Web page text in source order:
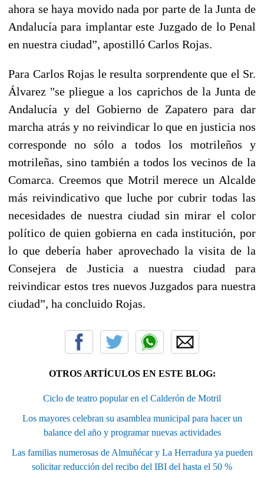
ahora se haya movido nada por parte de la Junta de
Andalucía para implantar este Juzgado de lo Penal
en nuestra ciudad”, apostilló Carlos Rojas.
Para Carlos Rojas le resulta sorprendente que el Sr.
Álvarez "se pliegue a los caprichos de la Junta de
Andalucía y del Gobierno de Zapatero para dar
marcha atrás y no reivindicar lo que en justicia nos
corresponde no sólo a todos los motrileños y
motrileñas, sino también a todos los vecinos de la
Comarca. Creemos que Motril merece un Alcalde
más reivindicativo que luche por cubrir todas las
necesidades de nuestra ciudad sin mirar el color
político de quien gobierna en cada institución, por
lo que debería haber aprovechado la visita de la
Consejera de Justicia a nuestra ciudad para
reivindicar estos tres nuevos Juzgados para nuestra
ciudad”, ha concluido Rojas.
OTROS ARTÍCULOS EN ESTE BLOG:
Ciclo de teatro popular en el Calderón de Motril
Los mayores celebran su asamblea municipal para hacer un
balance del año y programar nuevas actividades
Las familias numerosas de Almuñécar y La Herradura ya pueden
solicitar reducción del recibo del IBI del hasta el 50 %